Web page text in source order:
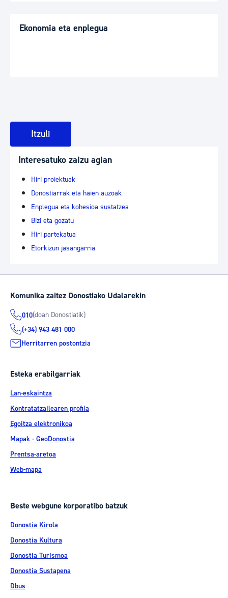
Ekonomia eta enplegua
Itzuli
Interesatuko zaizu agian
Hiri proiektuak
Donostiarrak eta haien auzoak
Enplegua eta kohesioa sustatzea
Bizi eta gozatu
Hiri partekatua
Etorkizun jasangarria
Komunika zaitez Donostiako Udalarekin
010(doan Donostiatik)
(+34) 943 481 000
Herritarren postontzia
Esteka erabilgarriak
Lan-eskaintza
Kontratatzailearen profila
Egoitza elektronikoa
Mapak - GeoDonostia
Prentsa-aretoa
Web-mapa
Beste webgune korporatibo batzuk
Donostia Kirola
Donostia Kultura
Donostia Turismoa
Donostia Sustapena
Dbus